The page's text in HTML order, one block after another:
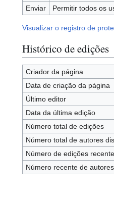
Enviar
Permitir todos os
Visualizar o registro de
Histórico de edições
Criador da página
Data de criação da página
Último editor
Data da última edição
Número total de edições
Número total de autores
Número de edições
Número recente de